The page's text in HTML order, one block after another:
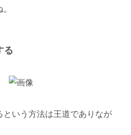
る
いう方法は王道でありなが